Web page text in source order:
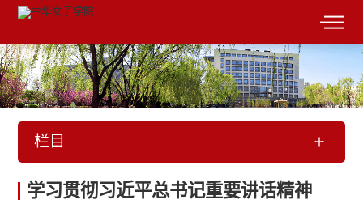
栏目
学习贯彻习近平总书记重要讲话精神